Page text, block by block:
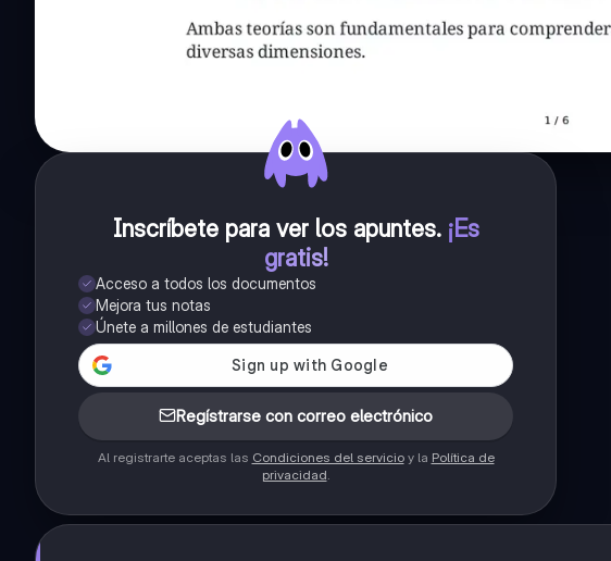
Inscríbete para ver los apuntes. ¡Es
gratis!
Acceso a todos los documentos
Mejora tus notas
Únete a millones de estudiantes
Regístrarse con correo electrónico
Al registrarte aceptas las Condiciones del servicioy la Política de
privacidad